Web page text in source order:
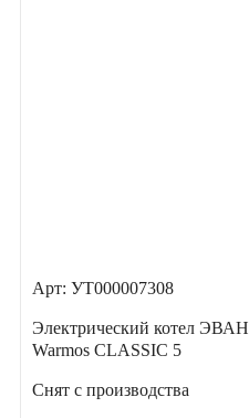
Арт: УТ000007308
Электрический котел ЭВАН
Warmos CLASSIC 5
Снят с производства